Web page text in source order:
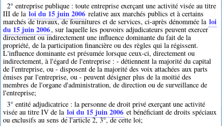
2° entreprise publique : toute entreprise exerçant une activité visée au titre
III de la loi du 15 juin 2006 relative aux marchés publics et à certains
marchés de travaux, de fournitures et de services, ci-après dénommée la loi
du 15 juin 2006, sur laquelle les pouvoirs adjudicateurs peuvent exercer
directement ou indirectement une influence dominante du fait de la
propriété, de la participation financière ou des règles qui la régissent.
L'influence dominante est présumée lorsque ceux-ci, directement ou
indirectement, à l'égard de l'entreprise : - détiennent la majorité du capital
de l'entreprise, ou - disposent de la majorité des voix attachées aux parts
émises par l'entreprise, ou - peuvent désigner plus de la moitié des
membres de l'organe d'administration, de direction ou de surveillance de
l'entreprise;
3° entité adjudicatrice : la personne de droit privé exerçant une activité
visée au titre IV de la loi du 15 juin 2006 et bénéficiant de droits spéciaux
ou exclusifs au sens de l'article 2, 3°, de cette loi;